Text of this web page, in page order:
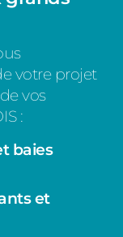
votre projet
vos
:
baies
et